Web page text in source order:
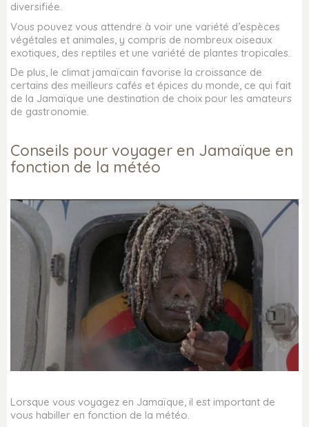
diversifiée.
Vous pouvez vous attendre à voir une variété d’espèces
végétales et animales, y compris de nombreux oiseaux
exotiques, des reptiles et une variété de plantes tropicales.
De plus, le climat jamaïcain favorise la croissance de
certains des meilleurs cafés et épices du monde, ce qui fait
de la Jamaïque une destination de choix pour les amateurs
de gastronomie.
Conseils pour voyager en Jamaïque en
fonction de la météo
Lorsque vous voyagez en Jamaïque, il est important de
vous habiller en fonction de la météo.